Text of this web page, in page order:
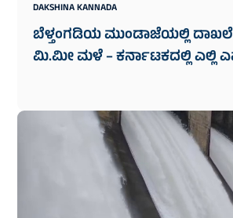
DAKSHINA KANNADA
ಬೆಳ್ತಂಗಡಿಯ ಮುಂಡಾಜೆಯಲ್ಲಿ
ಮಿ.ಮೀ ಮಳೆ – ಕರ್ನಾಟಕದಲ್ಲಿ ಎಲ್ಲಿ